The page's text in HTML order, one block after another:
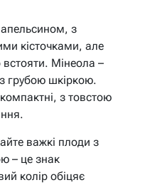
апельсином, з
кісточками, але
Мінеола –
грубою шкіркою.
з товстою
важкі плоди з
– це знак
колір обіцяє